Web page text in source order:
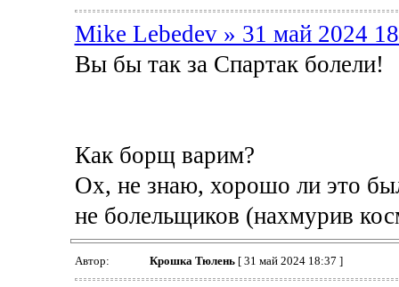
Mike Lebedev » 31 май 2024
Вы бы так за Спартак болели!
Как борщ варим?
Ох, не знаю, хорошо ли это
не болельщиков (нахмурив
Автор: Крошка Тюлень[ 31 май 2024 18:37 ]